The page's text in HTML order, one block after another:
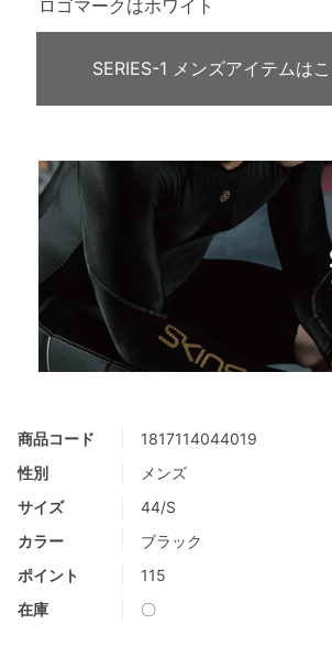
商品コード
1817114044019
性別
メンズ
サイズ
44/S
カラー
ブラック
ポイント
115
在庫
〇
ロゴマークはホワイト
SERIES-1 メンズアイテムは